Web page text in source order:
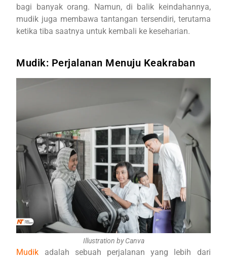
bagi banyak orang. Namun, di balik keindahannya,
mudik juga membawa tantangan tersendiri, terutama
ketika tiba saatnya untuk kembali ke keseharian.
Mudik: Perjalanan Menuju Keakraban
Illustration by Canva
Mudik
adalah sebuah perjalanan yang lebih dari